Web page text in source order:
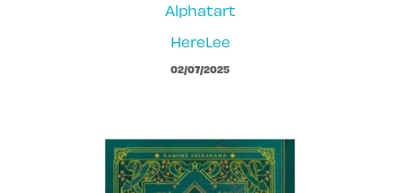
Alphatart
HereLee
02/07/2025